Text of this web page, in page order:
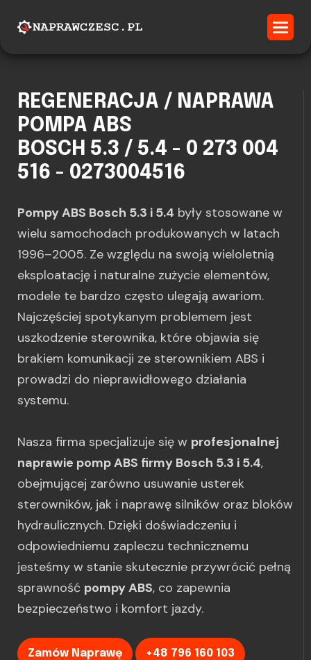
REGENERACJA / NAPRAWA
POMPA ABS
BOSCH 5.3 / 5.4 - 0 273 004
516 - 0273004516
Pompy ABS Bosch 5.3 i 5.4 były stosowane w
wielu samochodach produkowanych w latach
1996–2005. Ze względu na swoją wieloletnią
eksploatację i naturalne zużycie elementów,
modele te bardzo często ulegają awariom.
Najczęściej spotykanym problemem jest
uszkodzenie sterownika, które objawia się
brakiem komunikacji ze sterownikiem ABS i
prowadzi do nieprawidłowego działania
systemu.
Nasza firma specjalizuje się w profesjonalnej
naprawie pomp ABS firmy Bosch 5.3 i 5.4,
obejmującej zarówno usuwanie usterek
sterowników, jak i naprawę silników oraz bloków
hydraulicznych. Dzięki doświadczeniu i
odpowiedniemu zapleczu technicznemu
jesteśmy w stanie skutecznie przywrócić pełną
sprawność pompy ABS, co zapewnia
bezpieczeństwo i komfort jazdy.
Zamów Naprawę +48 796 160 103